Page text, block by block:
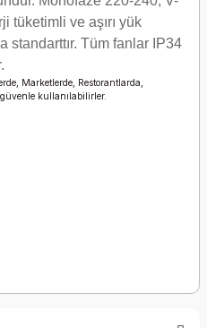
tüketimli ve aşırı yük
standarttır. Tüm fanlar IP34
Marketlerde, Restorantlarda,
kullanılabilirler.